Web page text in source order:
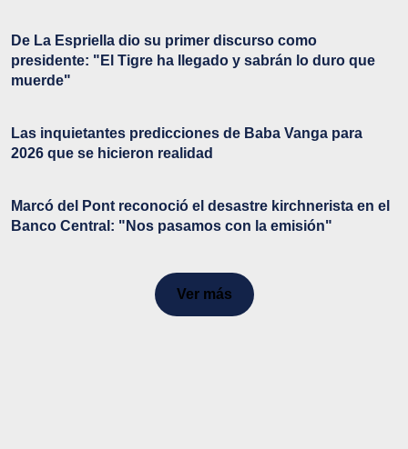
De La Espriella dio su primer discurso como
presidente: "El Tigre ha llegado y sabrán lo duro que
muerde"
Las inquietantes predicciones de Baba Vanga para
2026 que se hicieron realidad
Marcó del Pont reconoció el desastre kirchnerista en el
Banco Central: "Nos pasamos con la emisión"
Ver más